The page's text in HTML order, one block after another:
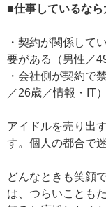
■仕事しているなら
・契約が関係して
要がある（男性／
・会社側が契約で
／26歳／情報・IT）
アイドルを売り出
す。個人の都合で
どんなときも笑顔
は、つらいことも